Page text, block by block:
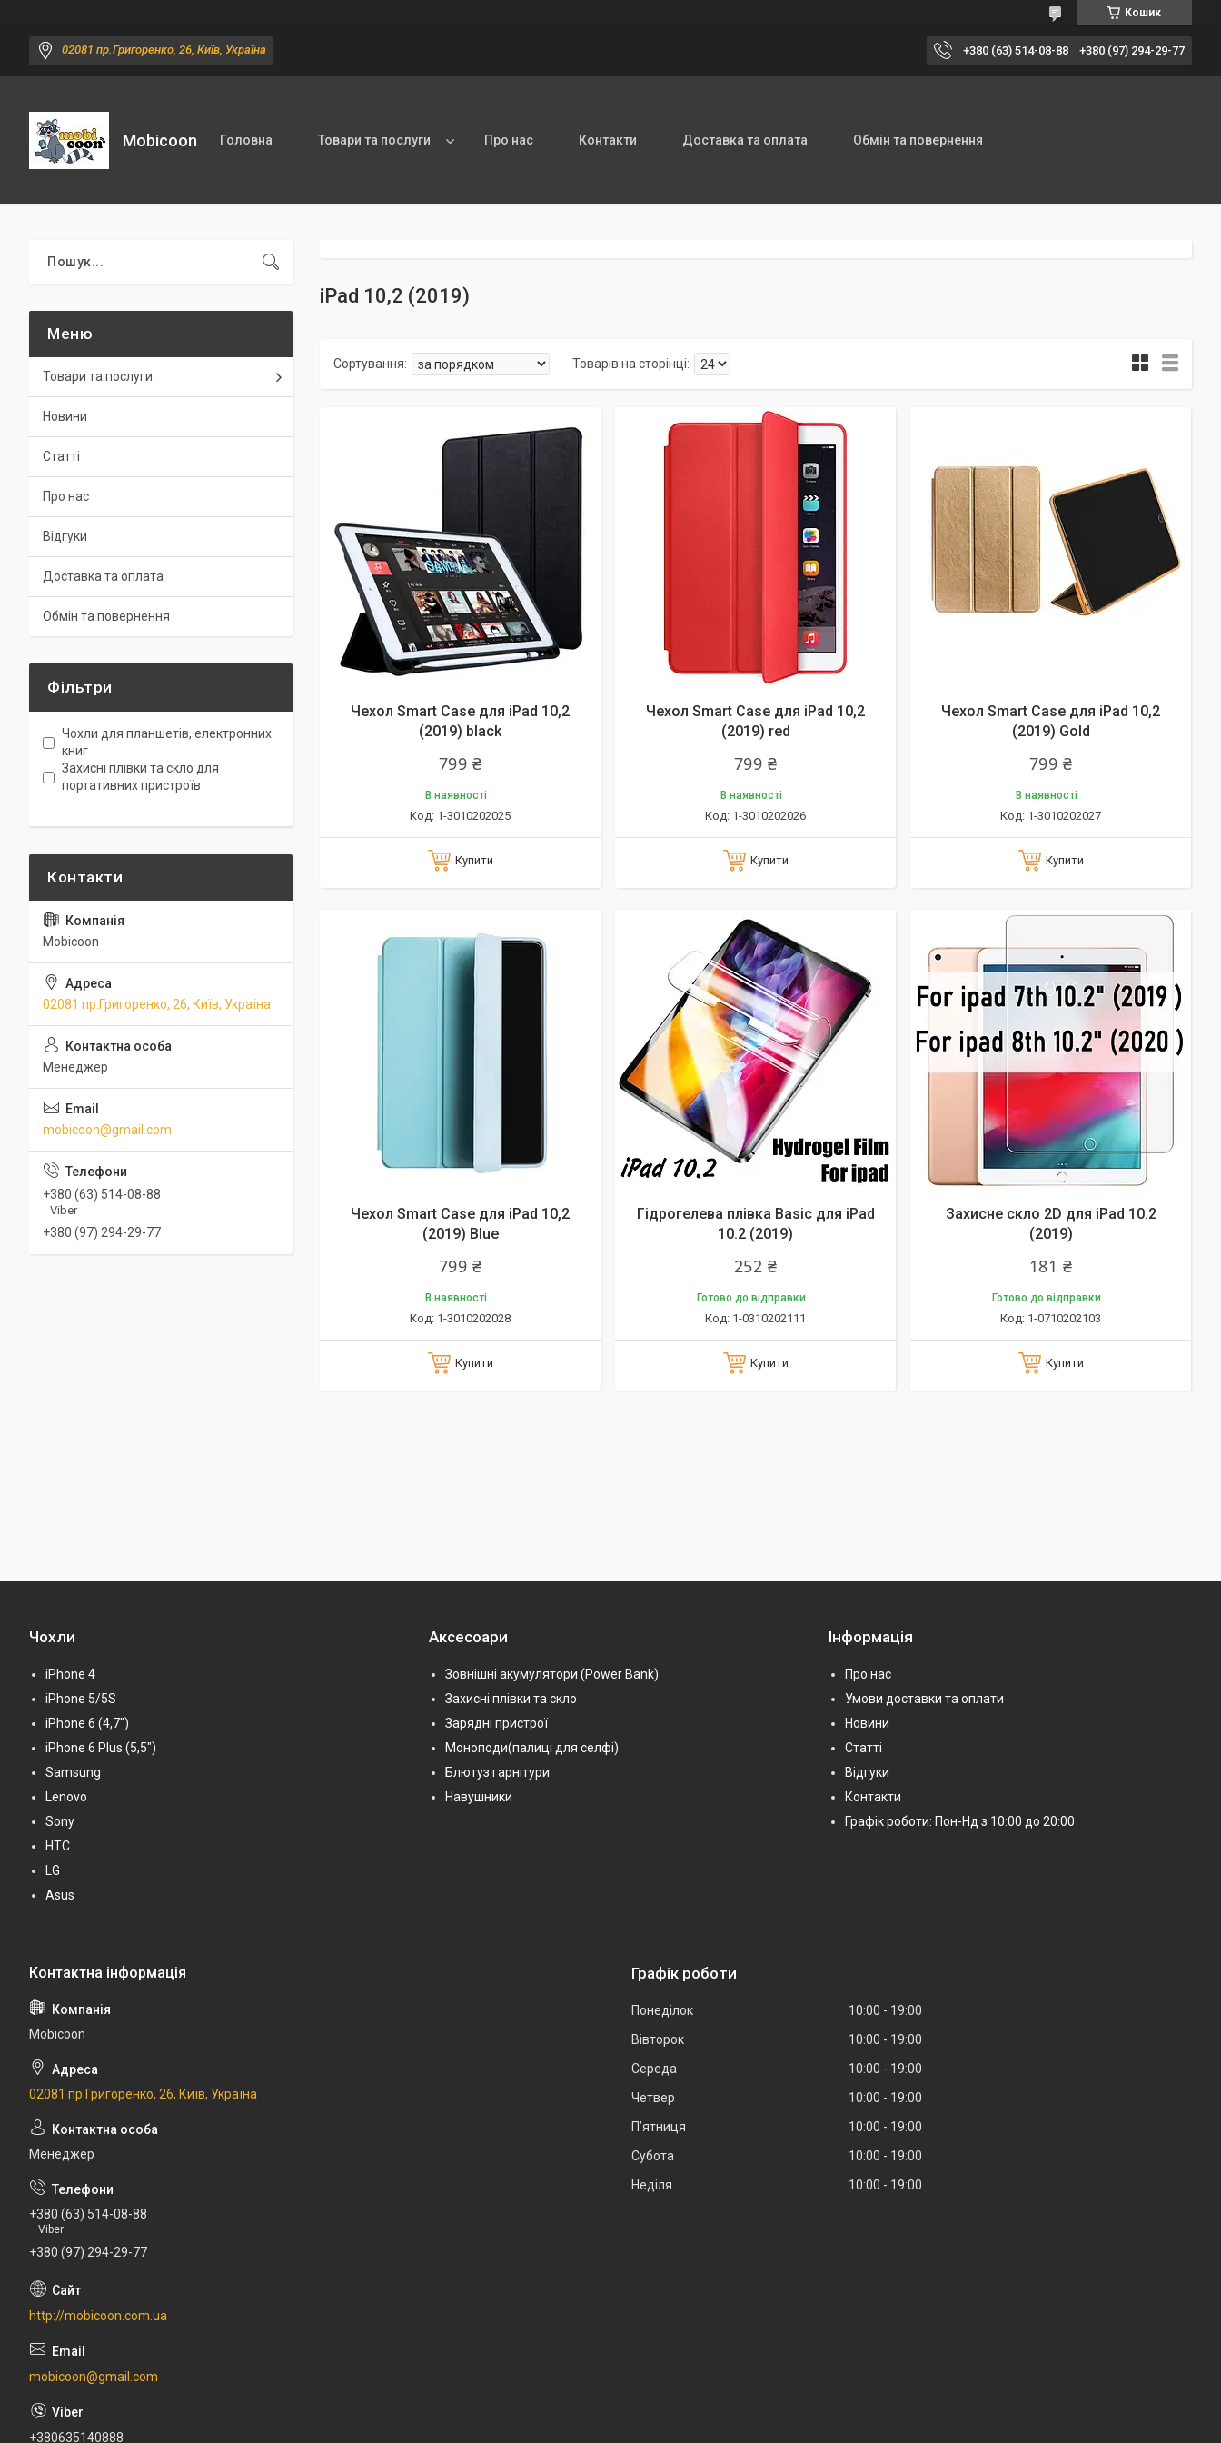
Кошик
02081 пр.Григоренко, 26, Київ, Україна +380 (63) 514-08-88 +380 (97) 294-29-77
Mobicoon Головна Товари та послуги Про нас Контакти Доставка та оплата Обмін та повернення
iPad 10,2 (2019)
Чехол Smart Case для iPad 10,2
(2019) black
799 ₴
В наявності
1-3010202025
Купити
Чехол Smart Case для iPad 10,2
(2019) red
799 ₴
В наявності
1-3010202026
Купити
Чехол Smart Case для iPad 10,2
(2019) Gold
799 ₴
В наявності
1-3010202027
Купити
Чехол Smart Case для iPad 10,2
(2019) Blue
799 ₴
В наявності
1-3010202028
Купити
Гідрогелева плівка Basic для iPad
10.2 (2019)
252 ₴
Готово до відправки
1-0310202111
Купити
Захисне скло 2D для iPad 10.2
(2019)
181 ₴
Готово до відправки
1-0710202103
Купити
Товари та послуги
Новини
Статті
Про нас
Відгуки
Доставка та оплата
Обмін та повернення
Фільтри
Чохли для планшетів, електронних
книг
Захисні плівки та скло для
портативних пристроїв
Mobicoon
02081 пр.Григоренко, 26, Київ, Україна
Менеджер
mobicoon@gmail.com
+380 (63) 514-08-88
Viber
+380 (97) 294-29-77
Чохли
iPhone 4
iPhone 5/5S
iPhone 6 (4,7")
iPhone 6 Plus (5,5")
Samsung
Lenovo
Sony
HTC
LG
Asus
Аксесоари
Зовнішні акумулятори (Power Bank)
Захисні плівки та скло
Зарядні пристрої
Моноподи(палиці для селфі)
Блютуз гарнітури
Навушники
Інформація
Про нас
Умови доставки та оплати
Новини
Статті
Відгуки
Контакти
Графік роботи: Пон-Нд з 10:00 до 20:00
Mobicoon
02081 пр.Григоренко, 26, Київ, Україна
Менеджер
+380 (63) 514-08-88
Viber
+380 (97) 294-29-77
http://mobicoon.com.ua
mobicoon@gmail.com
+380635140888
Графік роботи
Понеділок 10:00
19:00
Вівторок
10:00
19:00
Середа
10:00
19:00
Четвер
10:00
19:00
Пʼятниця
10:00
19:00
Субота
10:00
19:00
Неділя
10:00 19:00